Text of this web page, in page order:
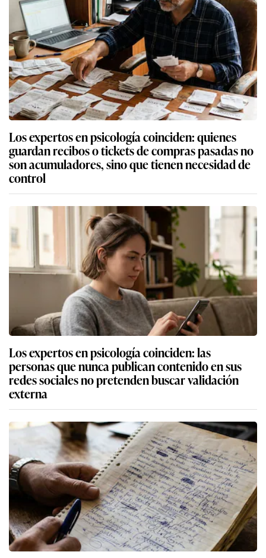
Los expertos en psicología coinciden: quienes
guardan recibos o tickets de compras pasadas no
son acumuladores, sino que tienen necesidad de
control
Los expertos en psicología coinciden: las
personas que nunca publican contenido en sus
redes sociales no pretenden buscar validación
externa